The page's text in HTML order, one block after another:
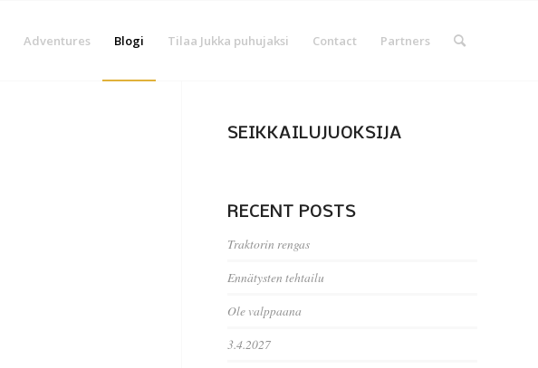
Adventures Blogi Tilaa Jukka puhujaksi Contact Partners
SEIKKAILUJUOKSIJA
RECENT POSTS
Traktorin rengas
Ennätysten tehtailu
Ole valppaana
3.4.2027